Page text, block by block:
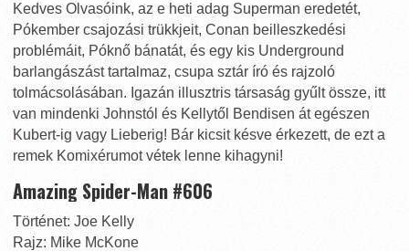
Kedves Olvasóink, az e heti adag Superman eredetét,
Pókember csajozási trükkjeit, Conan beilleszkedési
problémáit, Póknő bánatát, és egy kis Underground
barlangászást tartalmaz, csupa sztár író és rajzoló
tolmácsolásában. Igazán illusztris társaság gyűlt össze, itt
van mindenki Johnstól és Kellytől Bendisen át egészen
Kubert-ig vagy Lieberig! Bár kicsit késve érkezett, de ezt a
remek Komixérumot vétek lenne kihagyni!
Amazing Spider-Man #606
Történet: Joe Kelly
Rajz: Mike McKone